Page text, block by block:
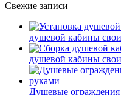
Свежие записи
душевой кабины
душевой кабины
Душевые ограждения